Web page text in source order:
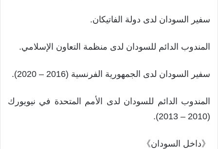
سفير السودان لدى دولة الفاتيكان.
المندوب الدائم للسودان لدى منظمة التعاون الإسلامي.
سفير السودان لدى الجمهورية الفرنسية (2016 – 2020).
المندوب الدائم للسودان لدى الأمم المتحدة في نيويورك
(2010 – 2013).
《داخل السودان》